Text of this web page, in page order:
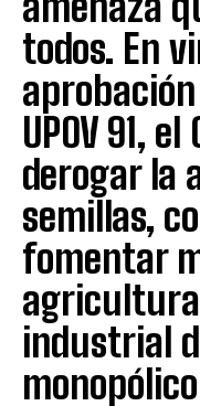
todos. En
UPOV 91,
derogar la
semillas,
fomentar
industrial